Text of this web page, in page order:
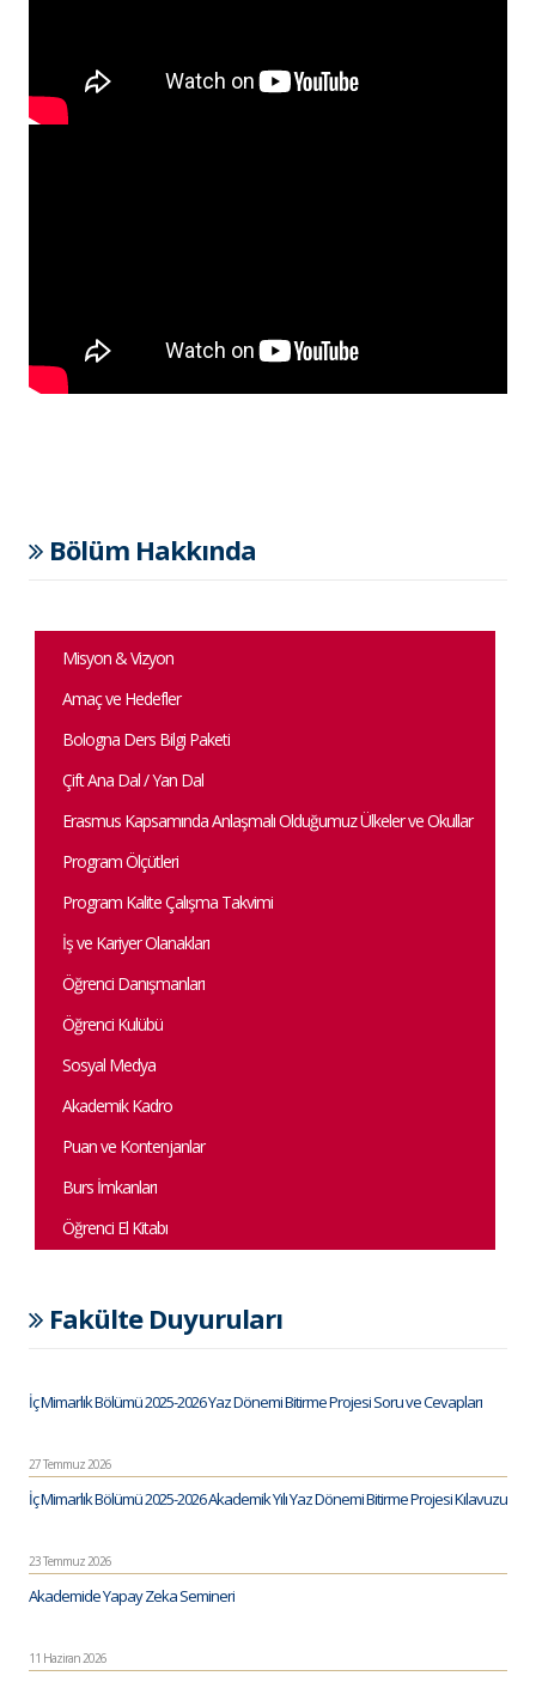
Bölüm Hakkında
Misyon & Vizyon
Amaç ve Hedefler
Bologna Ders Bilgi Paketi
Çift Ana Dal / Yan Dal
Erasmus Kapsamında Anlaşmalı Olduğumuz Ülkeler ve Okullar
Program Ölçütleri
Program Kalite Çalışma Takvimi
İş ve Kariyer Olanakları
Öğrenci Danışmanları
Öğrenci Kulübü
Sosyal Medya
Akademik Kadro
Puan ve Kontenjanlar
Burs İmkanları
Öğrenci El Kitabı
Fakülte Duyuruları
İç Mimarlık Bölümü 2025-2026 Yaz Dönemi Bitirme Projesi Soru ve Cevapları
27 Temmuz 2026
İç Mimarlık Bölümü 2025-2026 Akademik Yılı Yaz Dönemi Bitirme Projesi Kılavuzu
23 Temmuz 2026
Akademide Yapay Zeka Semineri
11 Haziran 2026